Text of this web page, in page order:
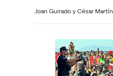
Joan Guirado y César Martín